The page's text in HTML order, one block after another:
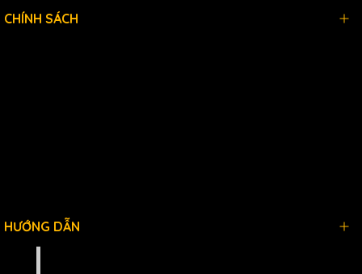
CHÍNH SÁCH
HƯỚNG DẪN